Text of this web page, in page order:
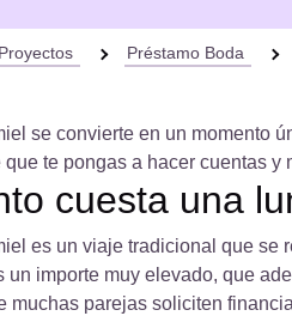
Proyectos Préstamo Boda
se convierte en un momento
que te pongas a hacer cuentas
cuesta una
es un viaje tradicional que se
un importe muy elevado, que
muchas parejas soliciten